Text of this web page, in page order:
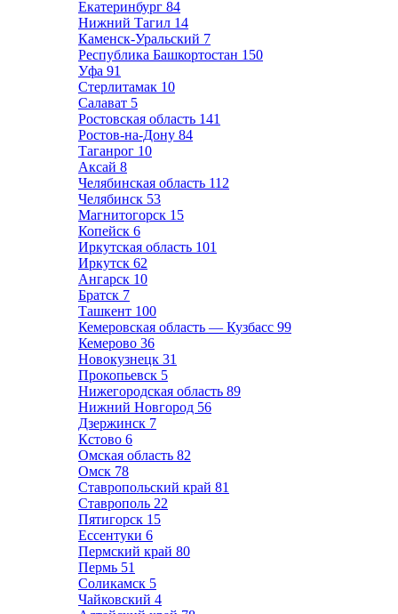
Екатеринбург 84
Нижний Тагил 14
Каменск-Уральский 7
Республика Башкортостан 150
Уфа 91
Стерлитамак 10
Салават 5
Ростовская область 141
Ростов-на-Дону 84
Таганрог 10
Аксай 8
Челябинская область 112
Челябинск 53
Магнитогорск 15
Копейск 6
Иркутская область 101
Иркутск 62
Ангарск 10
Братск 7
Ташкент 100
Кемеровская область — Кузбасс 99
Кемерово 36
Новокузнецк 31
Прокопьевск 5
Нижегородская область 89
Нижний Новгород 56
Дзержинск 7
Кстово 6
Омская область 82
Омск 78
Ставропольский край 81
Ставрополь 22
Пятигорск 15
Ессентуки 6
Пермский край 80
Пермь 51
Соликамск 5
Чайковский 4